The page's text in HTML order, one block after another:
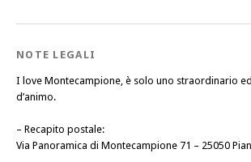
NOTE LEGALI
I love Montecampione, è solo uno straordinario
d’animo.
– Recapito postale:
Via Panoramica di Montecampione 71 – 25050